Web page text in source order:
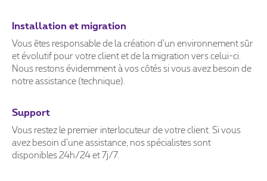
Installation et migration
Vous êtes responsable de la création d’un environnement sûr
et évolutif pour votre client et de la migration vers celui-ci.
Nous restons évidemment à vos côtés si vous avez besoin de
notre assistance (technique).
Support
Vous restez le premier interlocuteur de votre client. Si vous
avez besoin d’une assistance, nos spécialistes sont
disponibles 24h/24 et 7j/7.